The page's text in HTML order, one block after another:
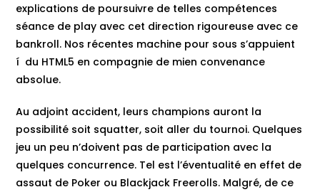
explications de poursuivre de telles compétences
séance de play avec cet direction rigoureuse avec ce
bankroll. Nos récentes machine pour sous s’appuient
í du HTML5 en compagnie de mien convenance
absolue.
Au adjoint accident, leurs champions auront la
possibilité soit squatter, soit aller du tournoi. Quelques
jeu un peu n’doivent pas de participation avec la
quelques concurrence. Tel est l’éventualité en effet de
assaut de Poker ou Blackjack Freerolls. Malgré, de ce